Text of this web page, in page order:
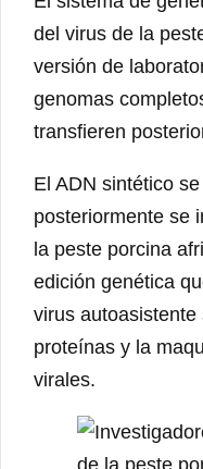
del virus de la
versión de
genomas
transfieren
El ADN sintético
posteriormente se
la peste porcina
edición genética
virus
proteínas y la
virales.